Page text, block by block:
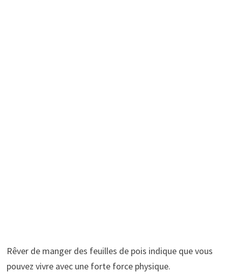
Rêver de manger des feuilles de pois indique que vous
pouvez vivre avec une forte force physique.